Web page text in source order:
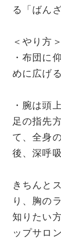
る「ばん
＜やり方＞
・布団に
めに広げる
・腕は頭
足の指先
て、全身
後、深呼
きちんと
り、胸の
知りたい
ップサロ